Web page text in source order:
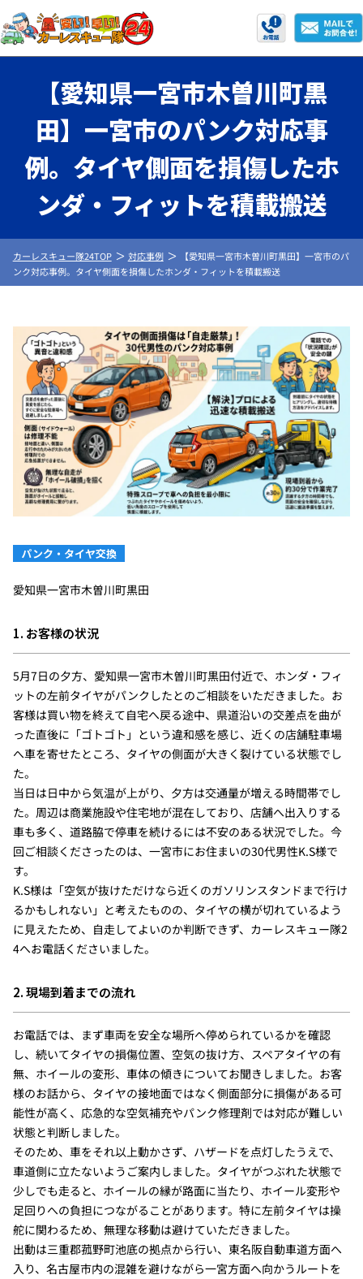
【愛知県一宮市木曽川町黒
田】一宮市のパンク対応事
例。タイヤ側面を損傷したホ
ンダ・フィットを積載搬送
カーレスキュー隊24TOP 対応事例
【愛知県一宮市木曽川町黒田】一宮市のパ
ンク対応事例。タイヤ側面を損傷したホンダ・フィットを積載搬送
パンク・タイヤ交換
愛知県一宮市木曽川町黒田
1. お客様の状況
5月7日の夕方、愛知県一宮市木曽川町黒田付近で、ホンダ・フィ
ットの左前タイヤがパンクしたとのご相談をいただきました。お
客様は買い物を終えて自宅へ戻る途中、県道沿いの交差点を曲が
った直後に「ゴトゴト」という違和感を感じ、近くの店舗駐車場
へ車を寄せたところ、タイヤの側面が大きく裂けている状態でし
た。
当日は日中から気温が上がり、夕方は交通量が増える時間帯でし
た。周辺は商業施設や住宅地が混在しており、店舗へ出入りする
車も多く、道路脇で停車を続けるには不安のある状況でした。今
回ご相談くださったのは、一宮市にお住まいの30代男性K.S様で
す。
K.S様は「空気が抜けただけなら近くのガソリンスタンドまで行け
るかもしれない」と考えたものの、タイヤの横が切れているよう
に見えたため、自走してよいのか判断できず、カーレスキュー隊2
4へお電話くださいました。
2. 現場到着までの流れ
お電話では、まず車両を安全な場所へ停められているかを確認
し、続いてタイヤの損傷位置、空気の抜け方、スペアタイヤの有
無、ホイールの変形、車体の傾きについてお聞きしました。お客
様のお話から、タイヤの接地面ではなく側面部分に損傷がある可
能性が高く、応急的な空気補充やパンク修理剤では対応が難しい
状態と判断しました。
そのため、車をそれ以上動かさず、ハザードを点灯したうえで、
車道側に立たないようご案内しました。タイヤがつぶれた状態で
少しでも走ると、ホイールの縁が路面に当たり、ホイール変形や
足回りへの負担につながることがあります。特に左前タイヤは操
舵に関わるため、無理な移動は避けていただきました。
出動は三重郡菰野町池底の拠点から行い、東名阪自動車道方面へ
入り、名古屋市内の混雑を避けながら一宮方面へ向かうルートを